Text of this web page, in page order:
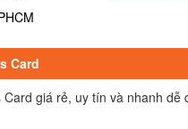
Card
giá rẻ, uy tín và nhanh dễ